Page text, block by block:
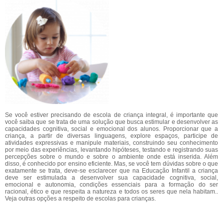
Se você estiver precisando de escola de criança integral, é importante que
você saiba que se trata de uma solução que busca estimular e desenvolver as
capacidades cognitiva, social e emocional dos alunos. Proporcionar que a
criança, a partir de diversas linguagens, explore espaços, participe de
atividades expressivas e manipule materiais, construindo seu conhecimento
por meio das experiências, levantando hipóteses, testando e registrando suas
percepções sobre o mundo e sobre o ambiente onde está inserida. Além
disso, é conhecido por ensino eficiente. Mas, se você tem dúvidas sobre o que
exatamente se trata, deve-se esclarecer que na Educação Infantil a criança
deve ser estimulada a desenvolver sua capacidade cognitiva, social,
emocional e autonomia, condições essenciais para a formação do ser
racional, ético e que respeita a natureza e todos os seres que nela habitam..
Veja outras opções a respeito de escolas para crianças.